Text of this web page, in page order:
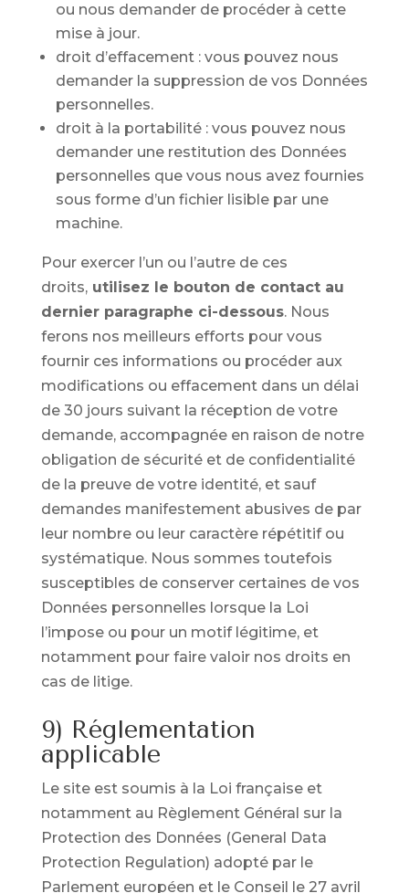
ou nous demander de procéder à cette
mise à jour.
droit d’effacement : vous pouvez nous
demander la suppression de vos Données
personnelles.
droit à la portabilité : vous pouvez nous
demander une restitution des Données
personnelles que vous nous avez fournies
sous forme d’un fichier lisible par une
machine.
Pour exercer l’un ou l’autre de ces
droits, utilisez le bouton de contact au
dernier paragraphe ci-dessous. Nous
ferons nos meilleurs efforts pour vous
fournir ces informations ou procéder aux
modifications ou effacement dans un délai
de 30 jours suivant la réception de votre
demande, accompagnée en raison de notre
obligation de sécurité et de confidentialité
de la preuve de votre identité, et sauf
demandes manifestement abusives de par
leur nombre ou leur caractère répétitif ou
systématique. Nous sommes toutefois
susceptibles de conserver certaines de vos
Données personnelles lorsque la Loi
l’impose ou pour un motif légitime, et
notamment pour faire valoir nos droits en
cas de litige.
9) Réglementation
applicable
Le site est soumis à la Loi française et
notamment au Règlement Général sur la
Protection des Données (General Data
Protection Regulation) adopté par le
Parlement européen et le Conseil le 27 avril